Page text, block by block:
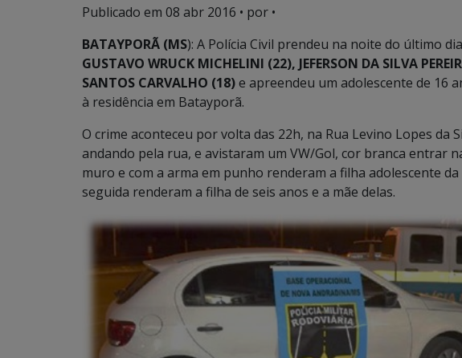
Publicado em 08 abr 2016 • por •
BATAYPORÃ (MS): A Polícia Civil prendeu na noite do último
GUSTAVO WRUCK MICHELINI (22), JEFERSON DA SILVA
SANTOS CARVALHO (18)e apreendeu um adolescente de 16
à residência em Batayporã.
O crime aconteceu por volta das 22h, na Rua Levino Lopes da
andando pela rua, e avistaram um VW/Gol, cor branca entrar
muro e com a arma em punho renderam a filha adolescente
seguida renderam a filha de seis anos e a mãe delas.